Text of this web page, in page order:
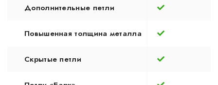
Дополнительные петли
Повышенная толщина металла
Скрытые петли